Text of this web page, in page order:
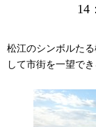
14
松江のシンボルた
して市街を一望で